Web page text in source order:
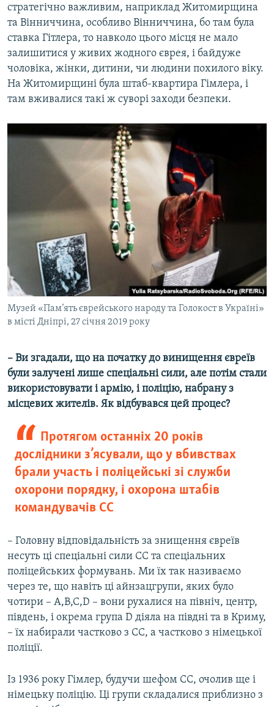
стратегічно важливим, наприклад Житомирщина
та Вінниччина, особливо Вінниччина, бо там була
ставка Гітлера, то навколо цього місця не мало
залишитися у живих жодного єврея, і байдуже
чоловіка, жінки, дитини, чи людини похилого віку.
На Житомирщині була штаб-квартира Гімлера, і
там вживалися такі ж суворі заходи безпеки.
Музей «Пам’ять єврейського народу та Голокост в Україні»
в місті Дніпрі, 27 січня 2019 року
– Ви згадали, що на початку до винищення євреїв
були залучені лише спеціальні сили, але потім стали
використовувати і армію, і поліцію, набрану з
місцевих жителів. Як відбувався цей процес?
Протягом останніх 20 років
дослідники з’ясували, що у вбивствах
брали участь і поліцейські зі служби
охорони порядку, і охорона штабів
командувачів СС
– Головну відповідальність за знищення євреїв
несуть ці спеціальні сили СС та спеціальних
поліцейських формувань. Ми їх так називаємо
через те, що навіть ці айнзацгрупи, яких було
чотири – A,B,C,D – вони рухалися на північ, центр,
південь, і окрема група D діяла на півдні та в Криму,
– їх набирали частково з СС, а частково з німецької
поліції.
Із 1936 року Гімлер, будучи шефом СС, очолив ще і
німецьку поліцію. Ці групи складалися приблизно з